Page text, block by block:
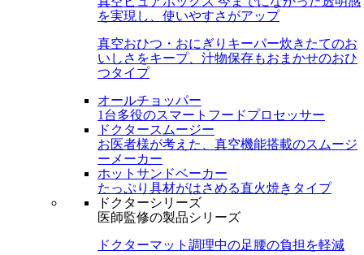
を実現し、使いやすさがアップ
真空おひつ・おにぎりキーパー炊きたてのお
いしさをキープ、汁物保存もおまかせのおひ
つタイプ
オールチョッパー
1台多役のスマートフードプロセッサー
ドクタースムージー
お医者様が考えた、真空機能搭載のスムージ
ーメーカー
ホットサンドベーカー
たっぷり具材がはさめる直火焼きタイプ
ドクターシリーズ
医師監修の製品シリーズ
ドクターマット 調理中の足腰の負担を軽減